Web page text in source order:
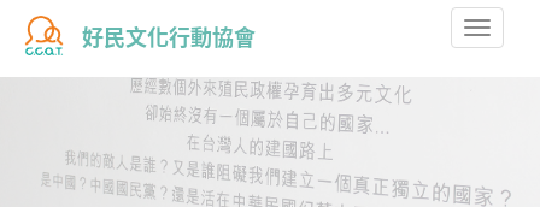
好民文化行動協會
Toggle